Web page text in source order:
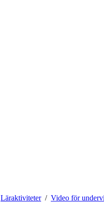
Läraktiviteter Video för